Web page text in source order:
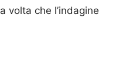
volta che l’indagine